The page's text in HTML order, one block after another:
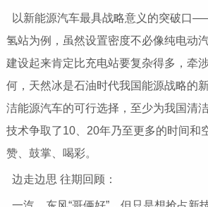
以新能源汽车最具战略意义的突破口
氢站为例，虽然设置密度不必像纯电动
建设起来肯定比充电站要复杂得多，牵
何，天然冰是石油时代我国能源战略的
洁能源汽车的可行选择，至少为我国清
技术争取了10、20年乃至更多的时间和
赞、鼓掌、喝彩。
边走边思 往期回顾：